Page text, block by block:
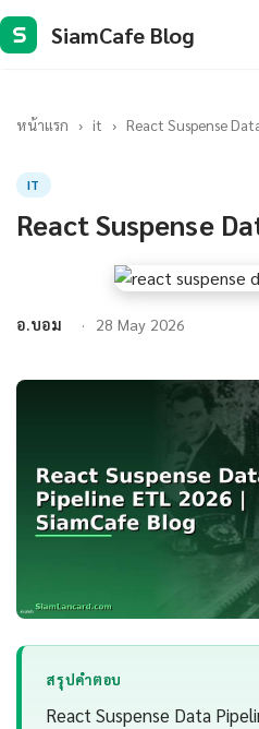
S SiamCafe Blog
หน้าแรก › it › React Suspense
IT
React Suspense
อ.บอม 28 May 2026
สรุปคำตอบ
React Suspense Data